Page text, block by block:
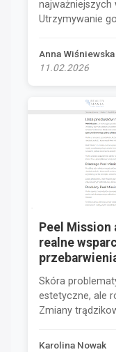
najważniejszych
Utrzymywanie
Anna Wiśniewska
11.02.2026
Peel Mission
realne
Skóra
estetyczne, ale
Zmiany
Karolina Nowak